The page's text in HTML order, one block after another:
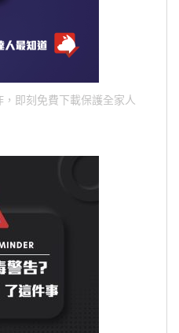
即刻免費下載保護全家人